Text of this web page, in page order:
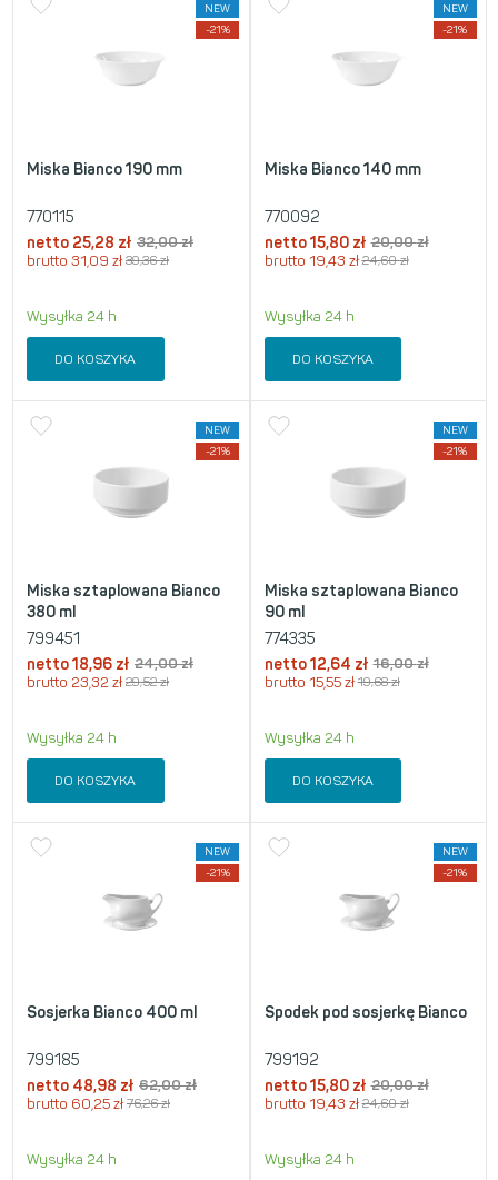
NEW
-21%
Miska Bianco 190 mm
770115
netto 25,28 zł 32,00zł
brutto 31,09 zł 39,36zł
Wysyłka 24 h
DO KOSZYKA
NEW
-21%
Miska Bianco 140 mm
770092
netto 15,80 zł 20,00zł
brutto 19,43 zł 24,60zł
Wysyłka 24 h
DO KOSZYKA
NEW
-21%
Miska sztaplowana Bianco
380 ml
799451
netto18,96 zł 24,00zł
brutto 23,32 zł 29,52zł
Wysyłka 24 h
DO KOSZYKA
NEW
-21%
Miska sztaplowana Bianco
90 ml
774335
netto 12,64 zł 16,00zł
brutto 15,55 zł 19,68zł
Wysyłka 24 h
DO KOSZYKA
NEW
-21%
Sosjerka Bianco 400 ml
799185
netto 48,98 zł 62,00zł
brutto 60,25 zł 76,26zł
Wysyłka 24 h
NEW
-21%
Spodek pod sosjerkę Bianco
799192
netto 15,80 zł 20,00zł
brutto 19,43 zł 24,60zł
Wysyłka 24 h